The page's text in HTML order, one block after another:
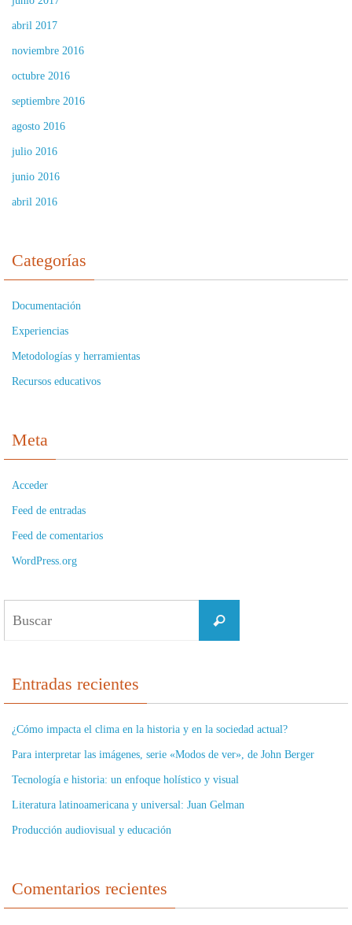
abril 2017
noviembre 2016
octubre 2016
septiembre 2016
agosto 2016
julio 2016
junio 2016
abril 2016
Categorías
Documentación
Experiencias
Metodologías y herramientas
Recursos educativos
Meta
Acceder
Feed de entradas
Feed de comentarios
WordPress.org
Buscar
Entradas recientes
¿Cómo impacta el clima en la historia y en la sociedad actual?
Para interpretar las imágenes, serie «Modos de ver», de John Berger
Tecnología e historia: un enfoque holístico y visual
Literatura latinoamericana y universal: Juan Gelman
Producción audiovisual y educación
Comentarios recientes